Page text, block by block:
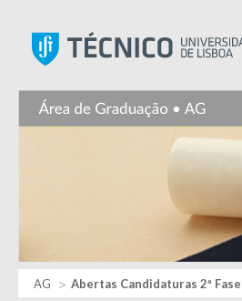
AG Abertas Candidaturas 2ª